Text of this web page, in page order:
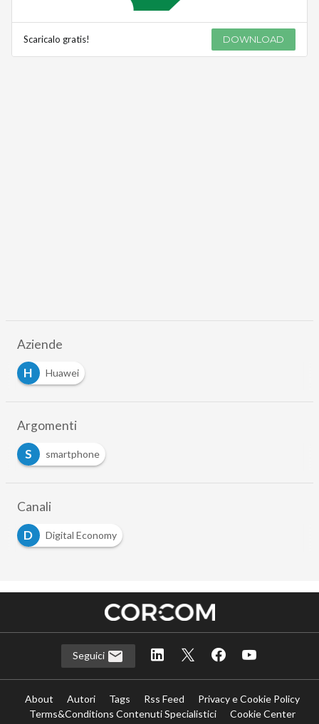
Scaricalo gratis! DOWNLOAD
Aziende
H
Huawei
Argomenti
S
smartphone
Canali
D
Digital Economy
Seguici
About Autori Tags Rss Feed
Privacy e Cookie Policy
Terms&Conditions Contenuti Specialistici
Cookie Center